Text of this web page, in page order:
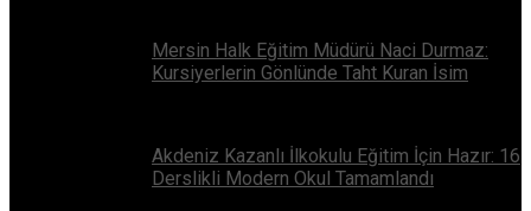
Mersin Halk Eğitim Müdürü Naci Durmaz:
Kursiyerlerin Gönlünde Taht Kuran İsim
Akdeniz Kazanlı İlkokulu Eğitim İçin Hazır: 16
Derslikli Modern Okul Tamamlandı